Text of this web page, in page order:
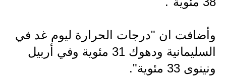
فن ومشاهير
العامة
وأضافت ان "درجات الحرارة ليوم غد في
السليمانية ودهوك 31 مئوية وفي أربيل
ونينوى 33 مئوية".